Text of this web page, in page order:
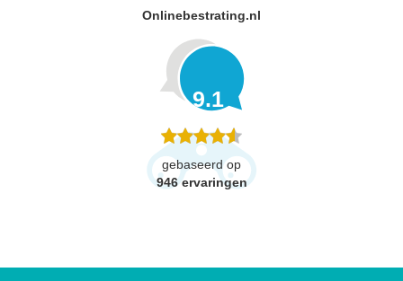
Onlinebestrating.nl
9.1
gebaseerd op
946 ervaringen